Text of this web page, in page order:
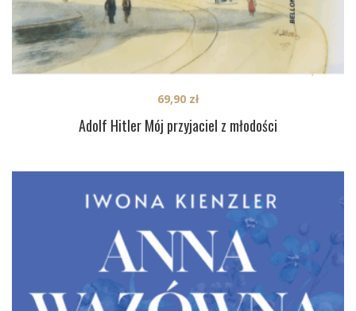
Adolf Hitler Mój przyjaciel z młodości
69,90 zł